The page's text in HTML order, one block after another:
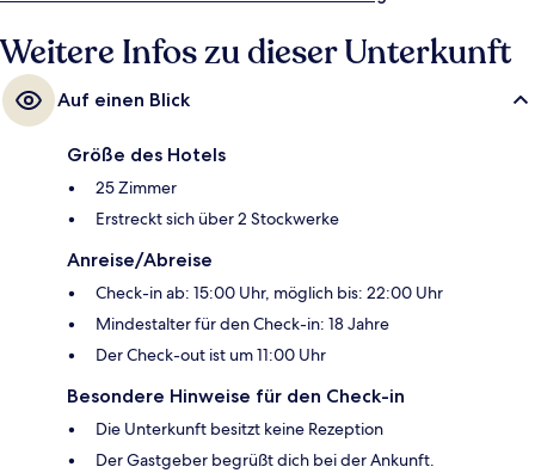
Weitere Infos zu dieser Unterkunft
Auf einen Blick
Größe des Hotels
25 Zimmer
Erstreckt sich über 2 Stockwerke
Anreise/Abreise
Check-in ab: 15:00 Uhr, möglich bis: 22:00 Uhr
Mindestalter für den Check-in: 18 Jahre
Der Check-out ist um 11:00 Uhr
Besondere Hinweise für den Check-in
Die Unterkunft besitzt keine Rezeption
Der Gastgeber begrüßt dich bei der Ankunft.